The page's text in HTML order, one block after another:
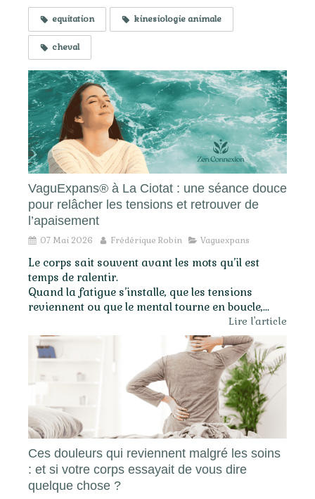
equitation kinesiologie animale
cheval
VaguExpans® à La Ciotat : une séance douce
pour relâcher les tensions et retrouver de
l’apaisement
07 Mai 2026 Frédérique Robin Vaguexpans
Le corps sait souvent avant les mots qu’il est
temps de ralentir.
Quand la fatigue s’installe, que les tensions
reviennent ou que le mental tourne en boucle,...
Lire l'article
Ces douleurs qui reviennent malgré les soins
: et si votre corps essayait de vous dire
quelque chose ?